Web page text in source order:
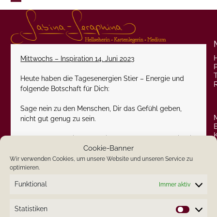
Cookie-Banner
Wir verwenden Cookies, um unsere Website und unseren Service zu
optimieren.
Funktional Immer aktiv
Statistiken
Skip
Open
mobile
menu
Close
mobile
menu
Mittwochs – Inspiration 14. Juni 2023
Heute haben die Tagesenergien Stier – Energie und
folgende Botschaft für Dich:
Sage nein zu den Menschen, Dir das Gefühl geben,
nicht gut genug zu sein.
zeigen, wie wichtig Du für sie und Dich bist.
In diesem Sinne wünsche ich Dir einen schönen